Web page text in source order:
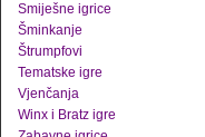
Smiješne igrice
Šminkanje
Štrumpfovi
Tematske igre
Vjenčanja
Winx i Bratz igre